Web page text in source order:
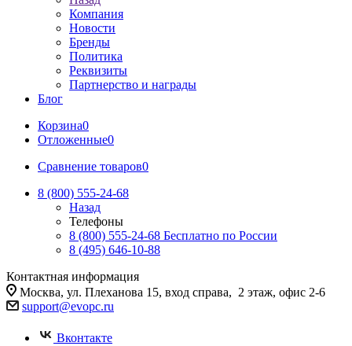
Компания
Новости
Бренды
Политика
Реквизиты
Партнерство и награды
Блог
Корзина0
Отложенные0
Сравнение товаров0
8 (800) 555-24-68
Назад
Телефоны
8 (800) 555-24-68 Бесплатно по России
8 (495) 646-10-88
Контактная информация
Москва, ул. Плеханова 15, вход справа, 2 этаж, офис 2-6
support@evopc.ru
Вконтакте